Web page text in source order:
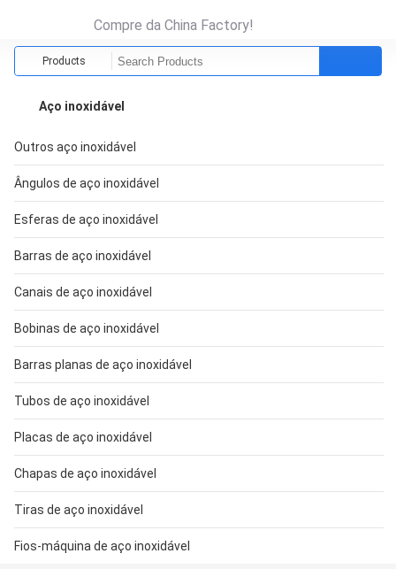
Compre da China Factory!
Products
Aço inoxidável
Outros aço inoxidável
Ângulos de aço inoxidável
Esferas de aço inoxidável
Barras de aço inoxidável
Canais de aço inoxidável
Bobinas de aço inoxidável
Barras planas de aço inoxidável
Tubos de aço inoxidável
Placas de aço inoxidável
Chapas de aço inoxidável
Tiras de aço inoxidável
Fios-máquina de aço inoxidável